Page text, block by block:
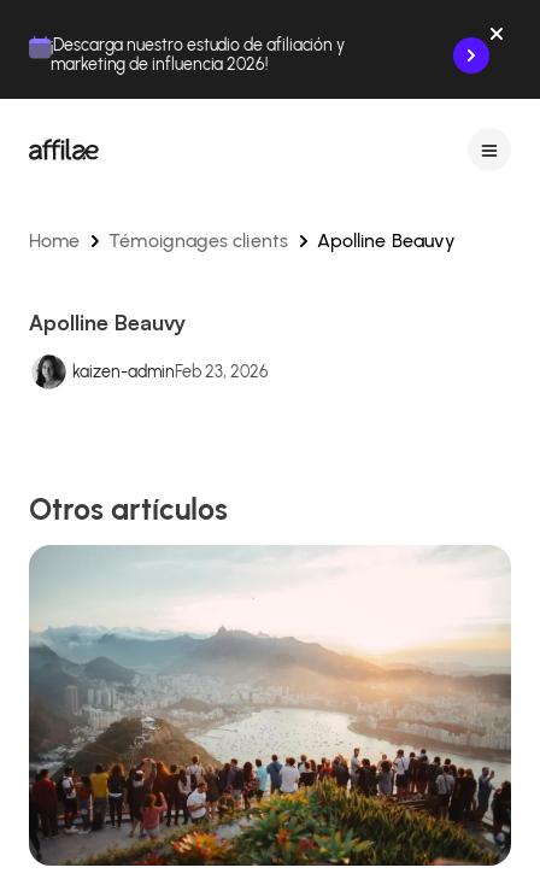
¡Descarga nuestro estudio de afiliación y
marketing de influencia 2026!
Home Témoignages clients Apolline Beauvy
Apolline Beauvy
kaizen-adminFeb 23, 2026
Otros artículos